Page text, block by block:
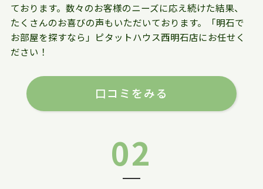
ております。数々のお客様のニーズに応え続けた結果、
たくさんのお喜びの声もいただいております。「明石で
お部屋を探すなら」ピタットハウス西明石店にお任せく
ださい！
口コミをみる
02